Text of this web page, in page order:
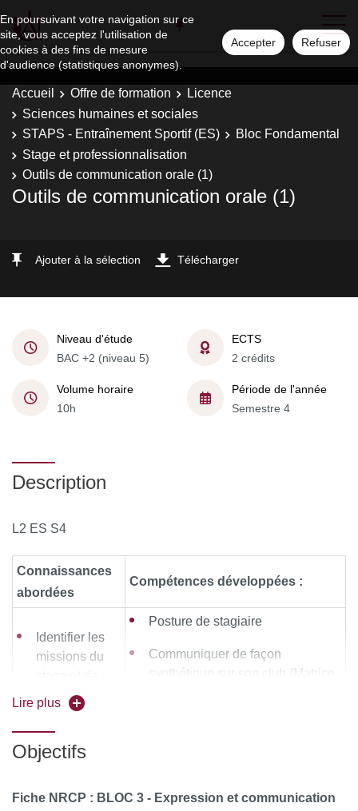
En poursuivant votre navigation sur ce
site, vous acceptez l'utilisation de
cookies à des fins de mesure
d'audience (statistiques anonymes).
Accepter Refuser
Accueil Offre de formation
Licence
Sciences humaines et sociales
STAPS - Entraînement Sportif (ES)
Bloc Fondamental
Stage et professionnalisation
Outils de communication orale (1)
Outils de communication orale (1)
Ajouter à la sélection Télécharger
Niveau d'étude
BAC +2 (niveau 5)
ECTS
2 crédits
Volume horaire
10h
Période de l'année
Semestre 4
Description
L2 ES S4
Connaissances
abordées
Compétences développées :
Identifier les
missions du
son évaluation
à l’oral avec
un support
Posture de stagiaire
Communiquer de façon
synthétique sur son club (Matrice
poster, carte mentale...
Lire plus
Objectifs
Fiche NRCP : BLOC 3 - Expression et communication